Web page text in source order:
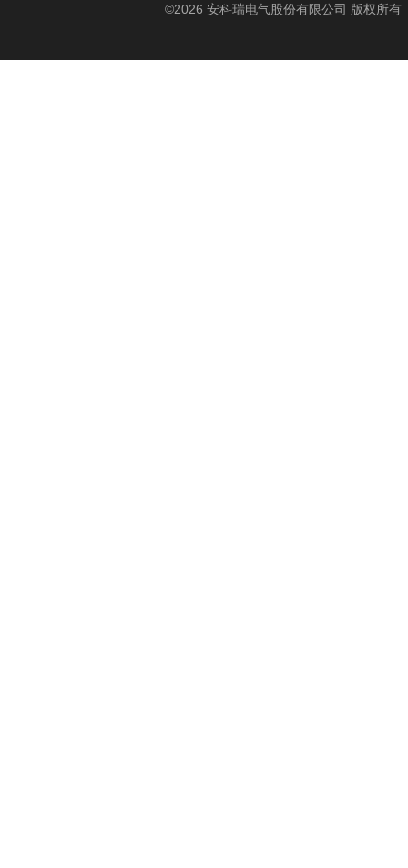
©2026 安科瑞电气股份有限公司 版权所